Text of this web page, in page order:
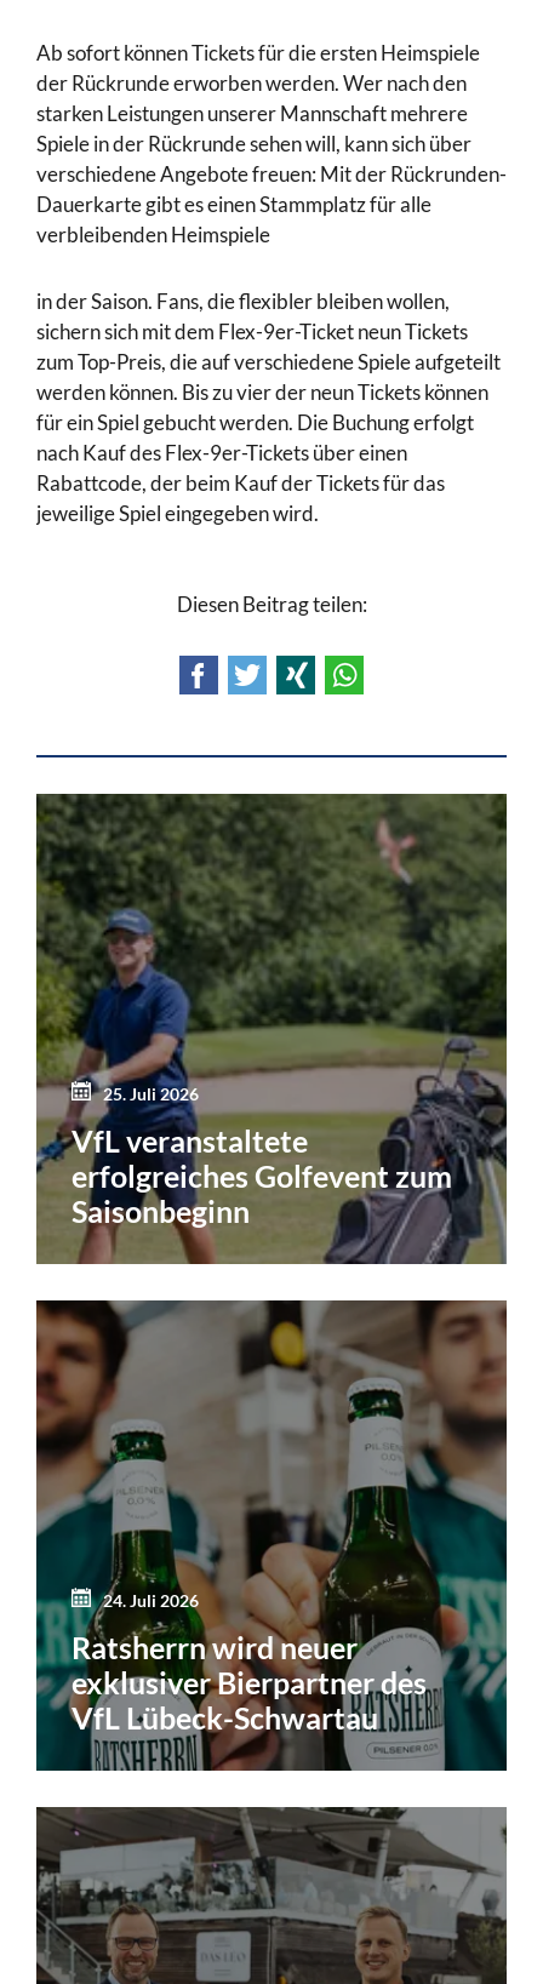
Ab sofort können Tickets für die ersten Heimspiele
der Rückrunde erworben werden. Wer nach den
starken Leistungen unserer Mannschaft mehrere
Spiele in der Rückrunde sehen will, kann sich über
verschiedene Angebote freuen: Mit der Rückrunden-
Dauerkarte gibt es einen Stammplatz für alle
verbleibenden Heimspiele
in der Saison. Fans, die flexibler bleiben wollen,
sichern sich mit dem Flex-9er-Ticket neun Tickets
zum Top-Preis, die auf verschiedene Spiele aufgeteilt
werden können. Bis zu vier der neun Tickets können
für ein Spiel gebucht werden. Die Buchung erfolgt
nach Kauf des Flex-9er-Tickets über einen
Rabattcode, der beim Kauf der Tickets für das
jeweilige Spiel eingegeben wird.
Diesen Beitrag teilen:
FacebookTwitterXing
25. Juli 2026
VfL veranstaltete
erfolgreiches Golfevent zum
Saisonbeginn
24. Juli 2026
Ratsherrn wird neuer
exklusiver Bierpartner des
VfL Lübeck-Schwartau